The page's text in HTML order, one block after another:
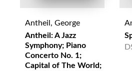
Antheil, George
Antheil: A Jazz
Symphony; Piano
Concerto No. 1;
Capital of The World;